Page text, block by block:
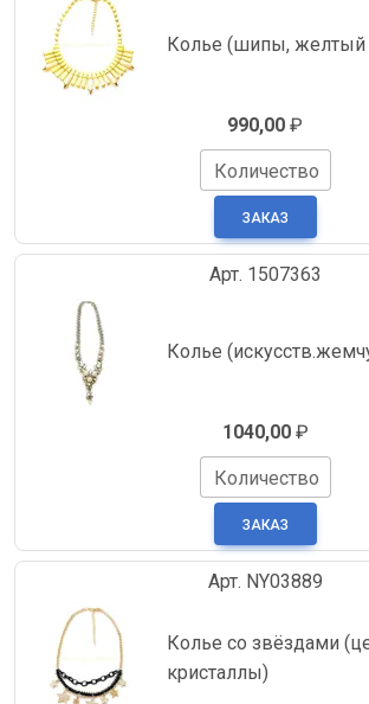
Колье (шипы, желтый
990,00 ₽
Количество
Арт. 1507363
Колье
1040,00₽
Количество
Арт. NY03889
Колье со звёздами
кристаллы)